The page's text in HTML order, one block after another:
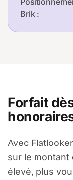
Brik :
Forfait
Avec
sur le montant
élevé, plus